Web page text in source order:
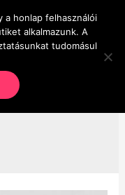
Main
a honlap felhasználói
alkalmazunk. A
tudomásul